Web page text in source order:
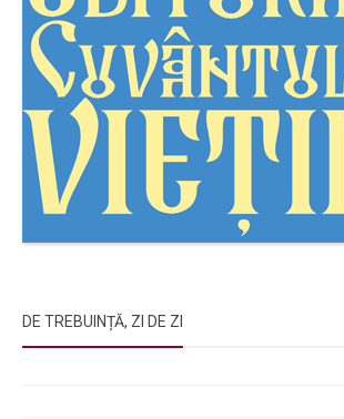
DE TREBUINȚĂ, ZI DE ZI